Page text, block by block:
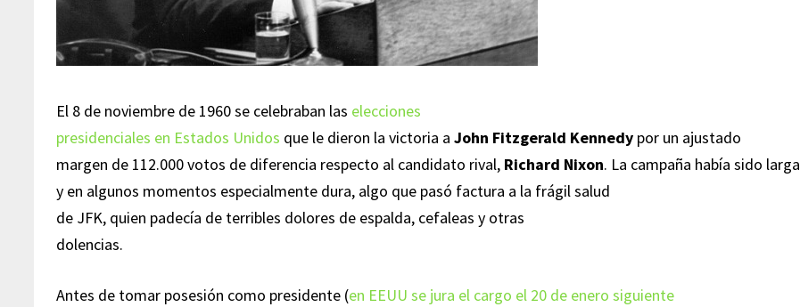
El 8 de noviembre de 1960 se celebraban las elecciones
presidenciales en Estados Unidos que le dieron la victoria aJohn Fitzgerald Kennedy por un ajustado
margen de 112.000 votos de diferencia respecto al candidato rival, Richard Nixon. La campaña había sido larga
y en algunos momentos especialmente dura, algo que pasó factura a la frágil salud
de JFK, quien padecía de terribles dolores de espalda, cefaleas y otras
dolencias.
Antes de tomar posesión como presidente (en EEUU se jura el cargo el 20 de enero siguiente